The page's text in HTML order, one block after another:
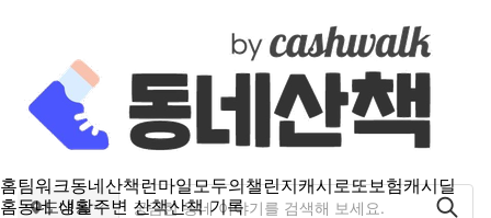
홈팀워크동네산책런마일모두의챌린지캐시로또보험캐시딜
홈동네 생활주변 산책산책 기록
도내동